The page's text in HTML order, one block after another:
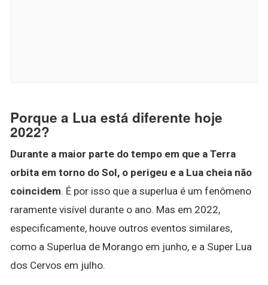
Porque a Lua está diferente hoje
2022?
Durante a maior parte do tempo em que a Terra
orbita em torno do Sol, o perigeu e a Lua cheia não
coincidem. É por isso que a superlua é um fenômeno
raramente visível durante o ano. Mas em 2022,
especificamente, houve outros eventos similares,
como a Superlua de Morango em junho, e a Super Lua
dos Cervos em julho.